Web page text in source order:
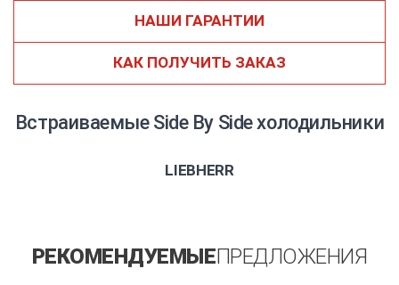
НАШИ ГАРАНТИИ
КАК ПОЛУЧИТЬ ЗАКАЗ
Встраиваемые Side By Side холодильники
LIEBHERR
РЕКОМЕНДУЕМЫЕПРЕДЛОЖЕНИЯ